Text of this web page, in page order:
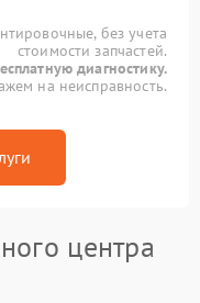
без учета
стоимости запчастей.
диагностику.
на неисправность.
центра